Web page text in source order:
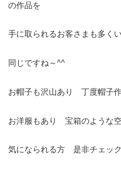
の作品を
手に取られるお客さまも多く
同じですね～^^
お帽子も沢山あり 丁度帽子
お洋服もあり 宝箱のような
気になられる方 是非チェッ